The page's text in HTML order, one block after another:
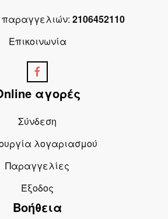
2106452110
Επικοινωνία
αγορές
Σύνδεση
λογαριασμού
Παραγγελίες
Έξοδος
Βοήθεια